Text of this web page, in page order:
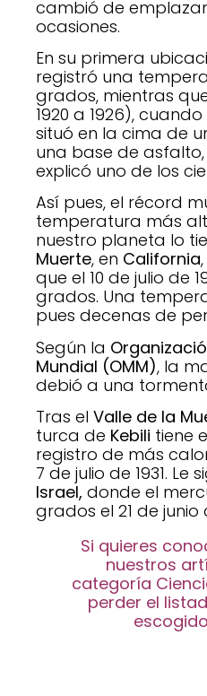
cambió de
ocasiones.
En su primera
registró una
grados, mientras
1920 a 1926),
situó en la cima de
una base de
explicó uno de los
Así pues, el récord
temperatura más
nuestro planeta lo
Muerte, en California,
que el 10 de julio de
grados. Una
pues decenas de
Según la
Mundial (OMM), la
debió a una
Tras el Valle de la
turca de Kebili tiene
registro de más
7 de julio de 1931. Le
Israel, donde el
grados el 21 de junio
Si quieres
nuestros
categoría
perder el